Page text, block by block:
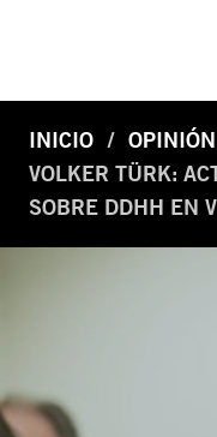
INICIO
OPINIÓN
VOLKER TÜRK:
SOBRE DDHH EN